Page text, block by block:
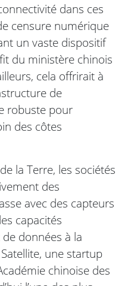
dans ces
censure numérique
un vaste dispositif
du ministère chinois
cela offrirait à
de
robuste pour
des côtes
la Terre, les sociétés
des
avec des capteurs
capacités
données à la
une startup
chinoise des